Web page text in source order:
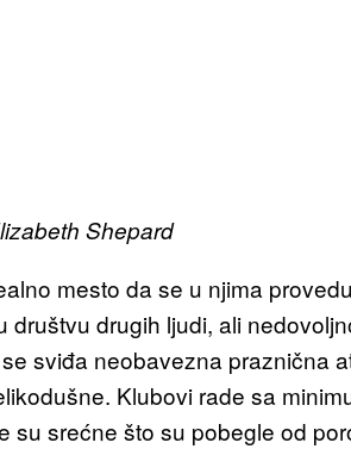
Shepard
mesto da se u njima
društvu drugih ljudi, ali
sviđa neobavezna praznična
Klubovi rade sa
su srećne što su pobegle od